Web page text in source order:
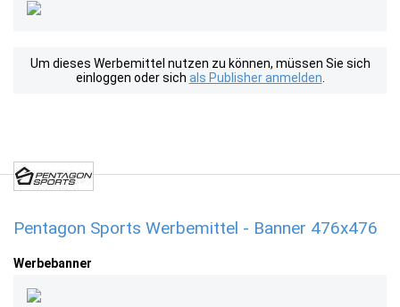
Um dieses Werbemittel nutzen zu können, müssen Sie sich
einloggen oder sich als Publisher anmelden
Pentagon Sports Werbemittel - Banner 476x476
Werbebanner